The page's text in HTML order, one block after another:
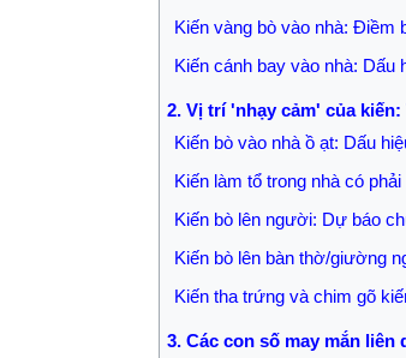
Kiến vàng bò vào nhà: Điềm
Kiến cánh bay vào nhà: Dấu
2. Vị trí 'nhạy cảm' của
Kiến bò vào nhà ồ ạt: Dấu
Kiến làm tổ trong nhà có
Kiến bò lên người: Dự báo
Kiến bò lên bàn thờ/giường
Kiến tha trứng và chim gõ
3. Các con số may mắn liên